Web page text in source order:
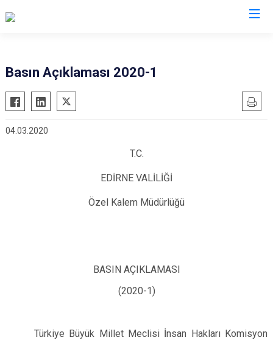
Basın Açıklaması 2020-1
04.03.2020
T.C.
EDİRNE VALİLİĞİ
Özel Kalem Müdürlüğü
BASIN AÇIKLAMASI
(2020-1)
Türkiye Büyük Millet Meclisi İnsan Hakları Komisyon